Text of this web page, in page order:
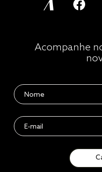
Acompanhe